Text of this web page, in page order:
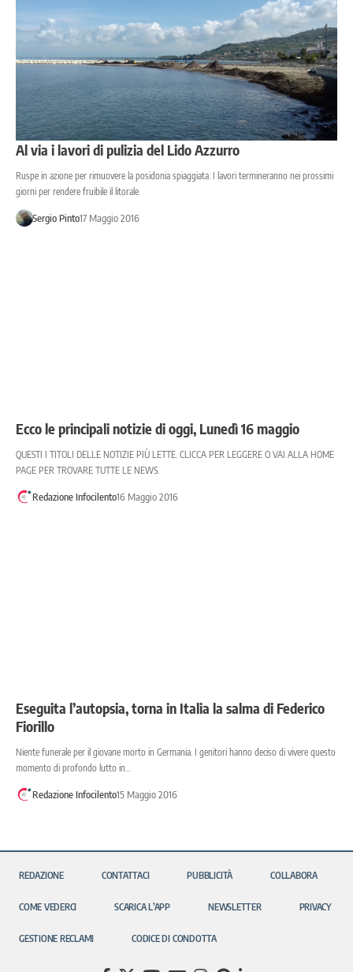
Al via i lavori di pulizia del Lido Azzurro
Ruspe in azione per rimuovere la posidonia spiaggiata. I lavori termineranno nei prossimi
giorni per rendere fruibile il litorale.
Sergio Pinto17 Maggio 2016
Ecco le principali notizie di oggi, Lunedì 16 maggio
QUESTI I TITOLI DELLE NOTIZIE PIÙ LETTE. CLICCA PER LEGGERE O VAI ALLA HOME
PAGE PER TROVARE TUTTE LE NEWS.
Redazione Infocilento16 Maggio 2016
Eseguita l’autopsia, torna in Italia la salma di Federico
Fiorillo
Niente funerale per il giovane morto in Germania. I genitori hanno deciso di vivere questo
momento di profondo lutto in…
Redazione Infocilento15 Maggio 2016
REDAZIONE CONTATTACI PUBBLICITÀ COLLABORA
COME VEDERCI SCARICA L’APP NEWSLETTER PRIVACY
GESTIONE RECLAMI CODICE DI CONDOTTA